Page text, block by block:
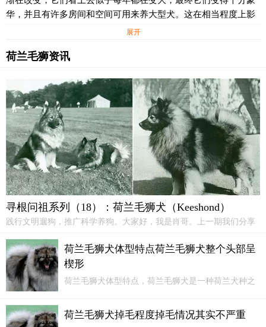
穿梭，接触的人也相对较多，因此驳船上的这些犬变得较为出
松狮犬、猎糜犬、猎鹿犬、狐狸犬及博美犬同为一种属。它似乎
经过选择性的培育而成。
华，并且有许多房间和空间可用来养大型犬。这在相当程度上影
(Van)对这个古老的品种产生了兴趣，以至她着手进行了一项调查
非常吃惊。尽管这种犬不再引起公众的注意，但它们仍然保持着
的最初的样式，饲养荷兰狮毛犬的人有运河上的船长，有农民、
有货车司机等，有许多极为优秀的荷兰狮毛犬。该犬的拥有者们
甚至还保存着荷兰狮毛犬的品种系谱。
南爵夫人开始豢养荷兰狮毛犬，并作整个欧洲传播它们的故事。
10年内她把这个品种发展到这样一种局面:荷兰的荷兰狮毛犬俱乐
部成立了，并且在1933年荷兰DeReadVanBeheeropKynologis＇
chGebeid采纳了荷兰狮毛犬的品种鉴定标准。早在1925年，荷兰
狮毛犬被美国美犬俱乐部承认并登记注册。除了很少例外，荷兰
狮毛犬在美国早期的发展主要依赖于从英国进口，而相应地英国
的荷兰狮毛犬又是从荷兰和德国引进的。
荷兰狮毛犬漂亮、体态匀称、中等大小，面带机警和聪慧的表
情。荷兰狮毛犬耐寒，柔软的软毛层很容易帮助它抵御寒冷。作
为一种最富有深厚情感和招人喜爱的犬，许多世纪以来人们一直
展开
荷兰毛狮资讯
寻根问祖系列（18）：荷兰毛狮犬（Keeshond）
践行文明遛狗，推广科学养狗。大家好，我是肖哥。上一期我们分享
第18的荷兰毛狮犬（Keeshoud）。
荷兰毛狮犬体型特点荷兰毛狮犬整个头部呈
楔形
荷兰毛狮犬体型特点，荷兰毛狮犬是一种荷兰犬种之
能力较好。因此，在很多时候我们都会看见荷兰毛狮
犬作为一种优秀的警卫犬...
荷兰毛狮犬掉毛程度掉毛情况其实不严重